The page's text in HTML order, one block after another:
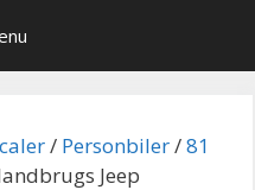
/ Personbiler/81
Jeep